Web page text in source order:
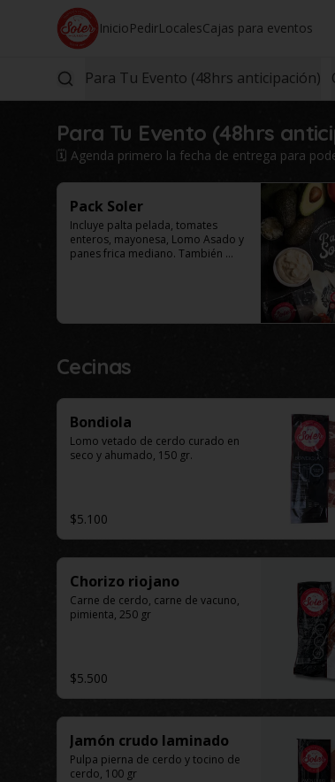
InicioPedirLocalesCajas para eventos
Para Tu Evento (48hrs anticipación)
Para Tu Evento (48hrs
🗓️ Agenda primero la fecha de entrega para
Pack Soler
Incluye palta pelada, tomates
enteros, mayonesa, Lomo Asado y
panes frica mediano. También
Este productos solo esta
Cecinas
Bondiola
Lomo vetado de cerdo curado en
seco y ahumado, 150 gr.
$5.100
Chorizo riojano
Carne de cerdo, carne de vacuno,
pimienta, 250 gr
$5.500
Jamón crudo laminado
Pulpa pierna de cerdo y tocino de
cerdo, 100 gr